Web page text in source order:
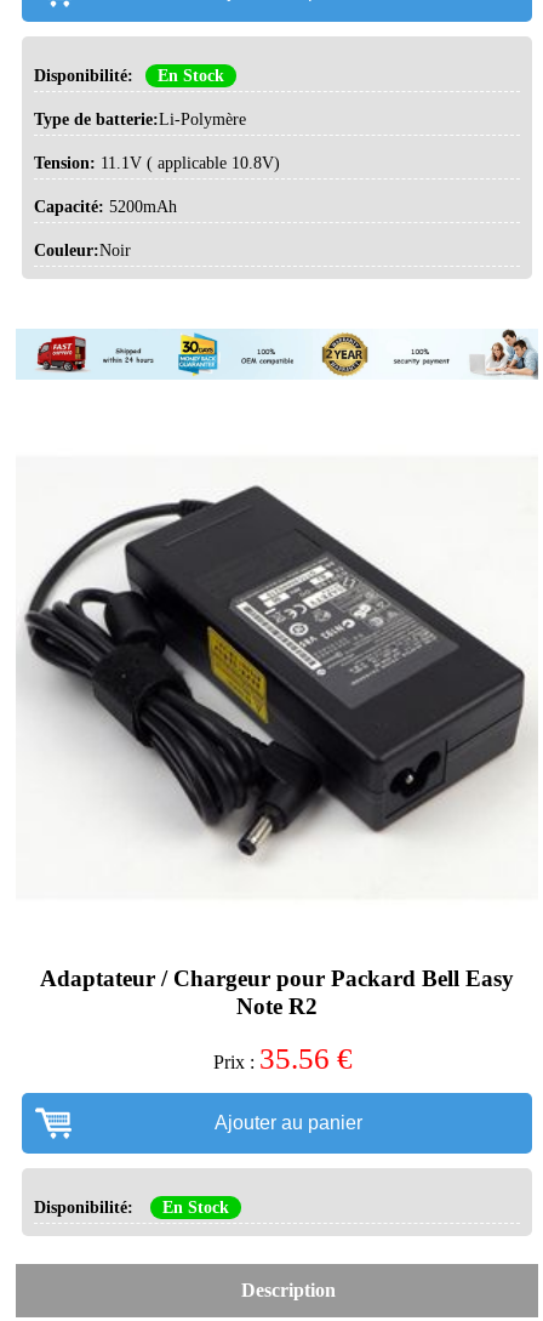
Disponibilité: En Stock
Type de batterie:Li-Polymère
Tension: 11.1V ( applicable 10.8V)
Capacité: 5200mAh
Couleur:Noir
Adaptateur / Chargeur pour Packard Bell Easy
Note R2
Prix : 35.56 €
Ajouter au panier
Disponibilité: En Stock
Description